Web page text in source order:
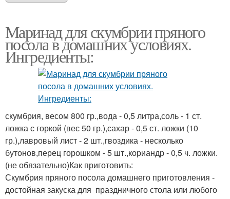
Маринад для скумбрии пряного
посола в домашних условиях.
Ингредиенты:
скумбрия, весом 800 гр.,вода - 0,5 литра,соль - 1 ст.
ложка с горкой (вес 50 гр.),сахар - 0,5 ст. ложки (10
гр.),лавровый лист - 2 шт.,гвоздика - несколько
бутонов,перец горошком - 5 шт.,кориандр - 0,5 ч. ложки.
(не обязательно)Как приготовить:
Скумбрия пряного посола домашнего приготовления -
достойная закуска для праздничного стола или любого